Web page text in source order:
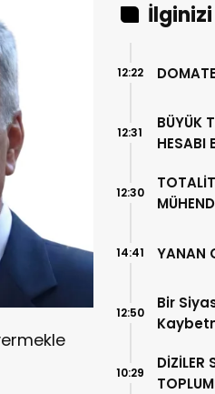
12:22
BÜYÜK
HESABI
12:31
12:30
YANAN
14:41
Bir
12:50
DİZİLER
10:29